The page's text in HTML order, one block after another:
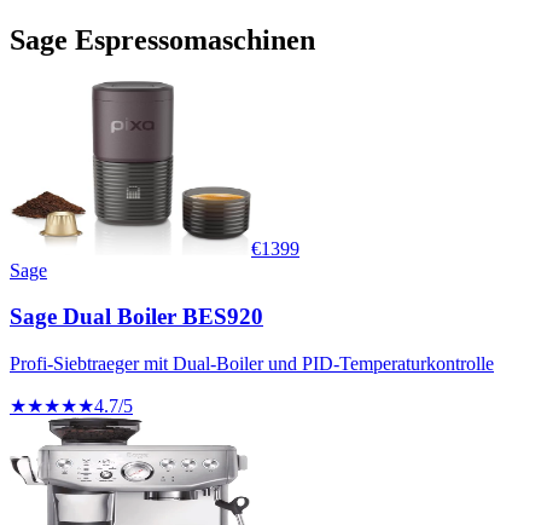
Sage Espressomaschinen
€1399
Sage
Sage Dual Boiler BES920
Profi-Siebtraeger mit Dual-Boiler und PID-Temperaturkontrolle
★★★★★4.7/5